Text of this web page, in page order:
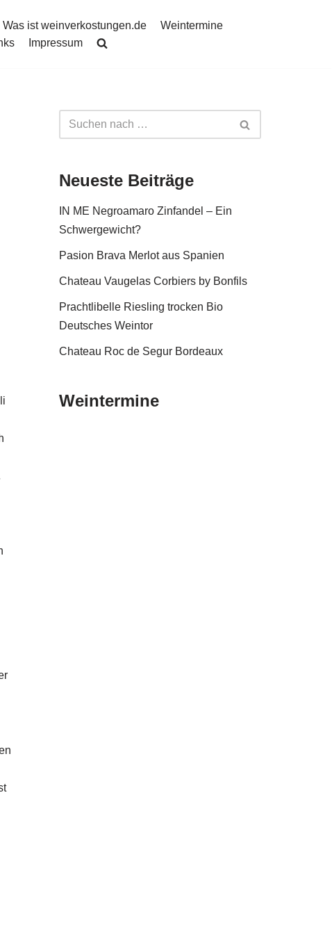
Was ist weinverkostungen.de
Weintermine
Impressum
Neueste Beiträge
IN ME Negroamaro Zinfandel – Ein
Schwergewicht?
Pasion Brava Merlot aus Spanien
Chateau Vaugelas Corbiers by Bonfils
Prachtlibelle Riesling trocken Bio
Deutsches Weintor
Chateau Roc de Segur Bordeaux
Weintermine